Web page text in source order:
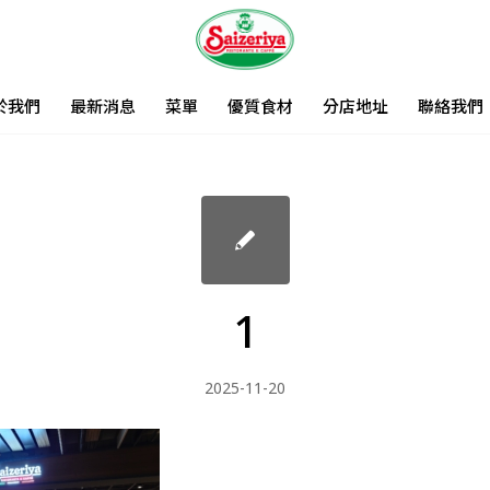
我們 最新消息 菜單 優質食材 分店地址 聯絡我們
1
2025-11-20